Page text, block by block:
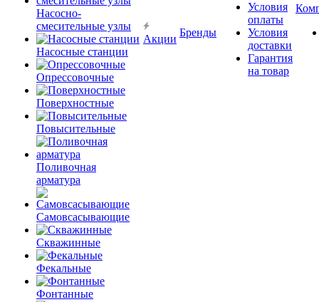
Насосно-
смесительные узлы
Насосные станции
Опрессовочные
Поверхностные
Повысительные
Поливочная
арматура
Самовсасывающие
Скважинные
Фекальные
Фонтанные
Акции
Бренды
Условия
оплаты
Условия
доставки
Гарантия
на товар